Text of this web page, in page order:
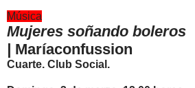
Música
Mujeres soñando boleros
Maríaconfussion
Cuarte. Club Social.